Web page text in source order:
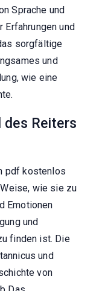
Sprache und
Erfahrungen und
sorgfältige
und
wie eine
des Reiters
pdf kostenlos
wie sie zu
Emotionen
und
finden ist. Die
und
von